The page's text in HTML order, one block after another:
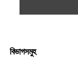
বিভাগসমুহ